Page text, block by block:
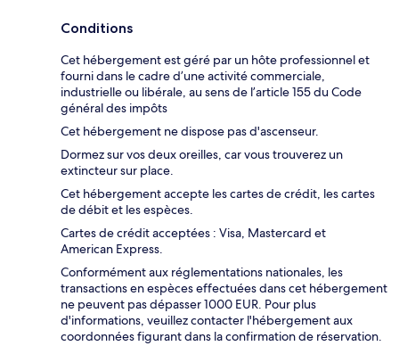
Conditions
Cet hébergement est géré par un hôte professionnel et
fourni dans le cadre d’une activité commerciale,
industrielle ou libérale, au sens de l’article 155 du Code
général des impôts
Cet hébergement ne dispose pas d'ascenseur.
Dormez sur vos deux oreilles, car vous trouverez un
extincteur sur place.
Cet hébergement accepte les cartes de crédit, les cartes
de débit et les espèces.
Cartes de crédit acceptées : Visa, Mastercard et
American Express.
Conformément aux réglementations nationales, les
transactions en espèces effectuées dans cet hébergement
ne peuvent pas dépasser 1000 EUR. Pour plus
d'informations, veuillez contacter l'hébergement aux
coordonnées figurant dans la confirmation de réservation.